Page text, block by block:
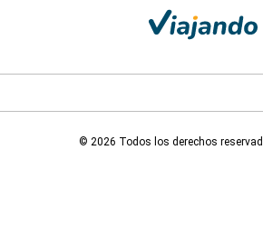
© 2026 Todos los derechos